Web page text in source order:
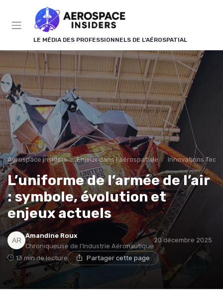
LE MÉDIA DES PROFESSIONNELS DE L'AÉROSPATIAL
Aerospace Insiders Enjeux dans l'aérospatiale Innovations
L’uniforme de l’armée de l’air
: symbole, évolution et
enjeux actuels
Amandine Roux
Chroniqueuse de l'Industrie Aéronautique
20 décembre 2025
13 min de lecture Partager cette page
Panneau de gestion des cookies